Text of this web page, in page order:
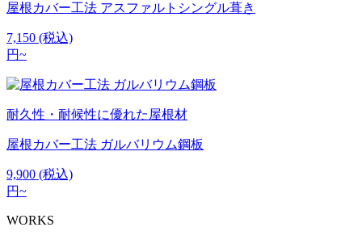
屋根カバー工法 アスファルトシングル葺き
7,150 (税込)
円~
耐久性・耐候性に優れた屋根材
屋根カバー工法 ガルバリウム鋼板
9,900 (税込)
円~
WORKS